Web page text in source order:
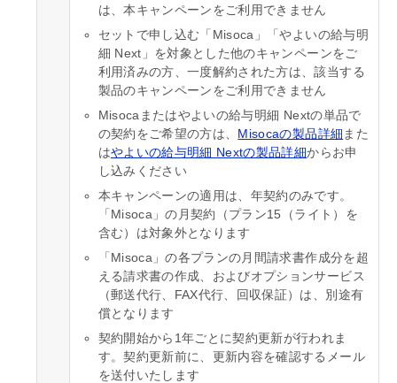
は、本キャンペーンをご利用できません
セットで申し込む「Misoca」「やよいの給与明
細 Next」を対象とした他のキャンペーンをご
利用済みの方、一度解約された方は、該当する
製品のキャンペーンをご利用できません
Misocaまたはやよいの給与明細 Nextの単品で
の契約をご希望の方は、 Misocaの製品詳細 また
はやよいの給与明細 Nextの製品詳細からお申
し込みください
本キャンペーンの適用は、年契約のみです。
「Misoca」の月契約（プラン15（ライト）を
含む）は対象外となります
「Misoca」の各プランの月間請求書作成分を超
える請求書の作成、およびオプションサービス
（郵送代行、FAX代行、回収保証）は、別途有
償となります
契約開始から1年ごとに契約更新が行われま
す。契約更新前に、更新内容を確認するメール
を送付いたします